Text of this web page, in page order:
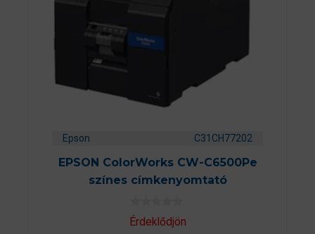
Epson C31CH77202
EPSON ColorWorks CW-C6500Pe
színes címkenyomtató
0
a
Érdeklődjön